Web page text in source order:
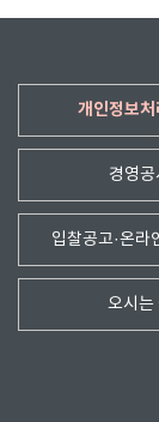
개인정보처
경영공
입찰공고·온라
오시는